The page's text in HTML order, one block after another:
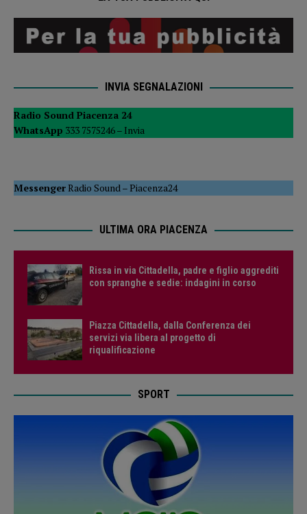
INVIA SEGNALAZIONI
Radio Sound Piacenza 24
WhatsApp 333 7575246 – Invia
MessengerRadio Sound –Piacenza24
ULTIMA ORA PIACENZA
Rissa in via Cittadella, padre e figlio aggrediti
con spranghe e sedie: indagini in corso
Piazza Cittadella, dalla Conferenza dei
servizi via libera al progetto di
riqualificazione
SPORT